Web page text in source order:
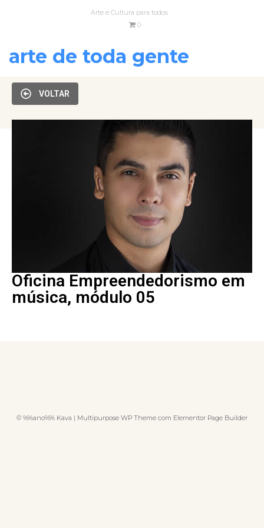
Arte e Cultura para todos
0
arte de toda gente
VOLTAR
Oficina Empreendedorismo em
música, módulo 05
© %%ano%% Kava | Multipurpose WP Theme com Elementor Page Builder